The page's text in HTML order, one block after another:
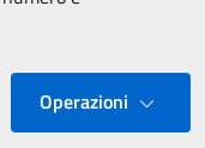
Operazioni